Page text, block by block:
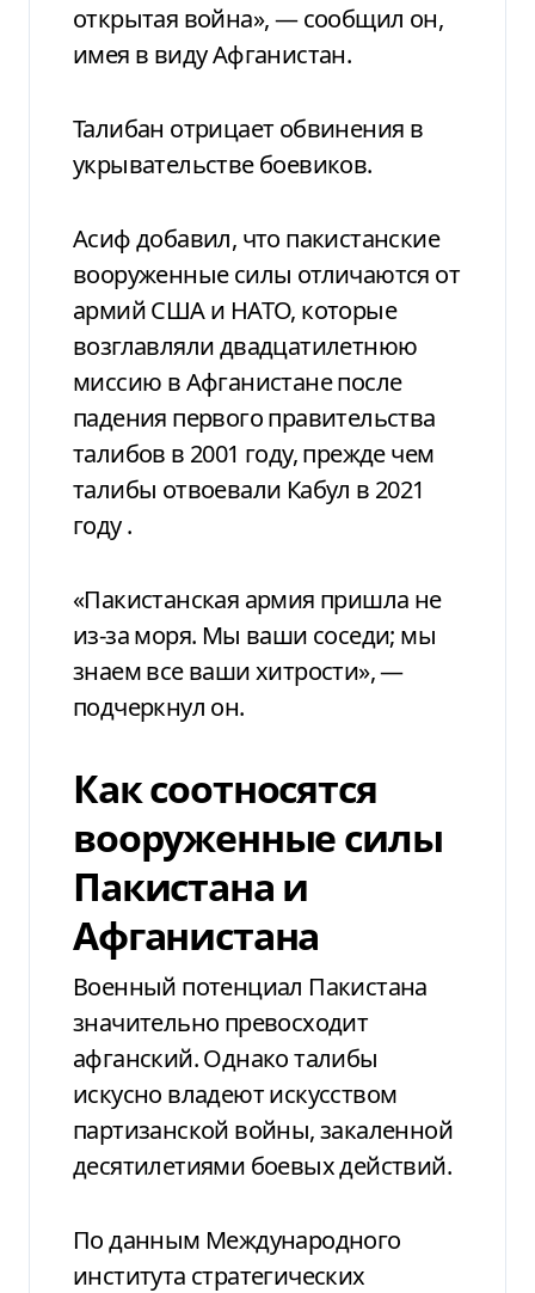
открытая война», — сообщил он,
имея в виду Афганистан.
Талибан отрицает обвинения в
укрывательстве боевиков.
Асиф добавил, что пакистанские
вооруженные силы отличаются от
армий США и НАТО, которые
возглавляли двадцатилетнюю
миссию в Афганистане после
падения первого правительства
талибов в 2001 году, прежде чем
талибы отвоевали Кабул в 2021
году .
«Пакистанская армия пришла не
из-за моря. Мы ваши соседи; мы
знаем все ваши хитрости», —
подчеркнул он.
Как соотносятся
вооруженные силы
Пакистана и
Афганистана
Военный потенциал Пакистана
значительно превосходит
афганский. Однако талибы
искусно владеют искусством
партизанской войны, закаленной
десятилетиями боевых действий.
По данным Международного
института стратегических